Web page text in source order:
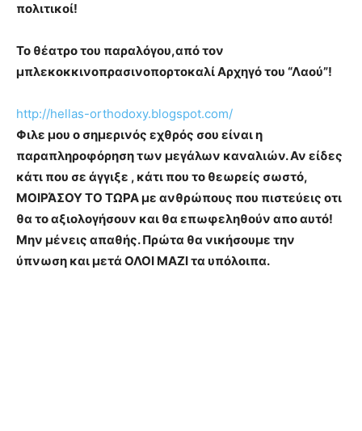
πολιτικοί!
Το θέατρο του παραλόγου,από τον
μπλεκοκκινοπρασινοπορτοκαλί Αρχηγό του “Λαού”!
http://hellas-orthodoxy.blogspot.com/
Φιλε μου ο σημερινός εχθρός σου είναι η
παραπληροφόρηση των μεγάλων καναλιών. Αν είδες
κάτι που σε άγγιξε , κάτι που το θεωρείς σωστό,
ΜΟΙΡΆΣΟΥ ΤΟ ΤΩΡΑ με ανθρώπους που πιστεύεις οτι
θα το αξιολογήσουν και θα επωφεληθούν απο αυτό!
Μην μένεις απαθής. Πρώτα θα νικήσουμε την
ύπνωση και μετά ΟΛΟΙ ΜΑΖΙ τα υπόλοιπα.